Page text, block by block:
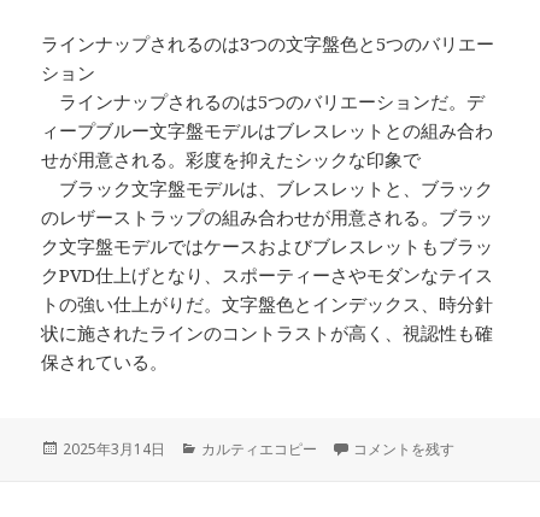
ラインナップされるのは3つの文字盤色と5つのバリエー
ション
ラインナップされるのは5つのバリエーションだ。デ
ィープブルー文字盤モデルはブレスレットとの組み合わ
せが用意される。彩度を抑えたシックな印象で
ブラック文字盤モデルは、ブレスレットと、ブラック
のレザーストラップの組み合わせが用意される。ブラッ
ク文字盤モデルではケースおよびブレスレットもブラッ
クPVD仕上げとなり、スポーティーさやモダンなテイス
トの強い仕上がりだ。文字盤色とインデックス、時分針
状に施されたラインのコントラストが高く、視認性も確
保されている。
投
2025年3月14日
カ
カルティエコピー ソーラーセルを風防内側に
コメントを残す